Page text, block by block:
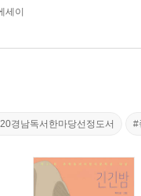
세이
경남독서한마당선정도서 #